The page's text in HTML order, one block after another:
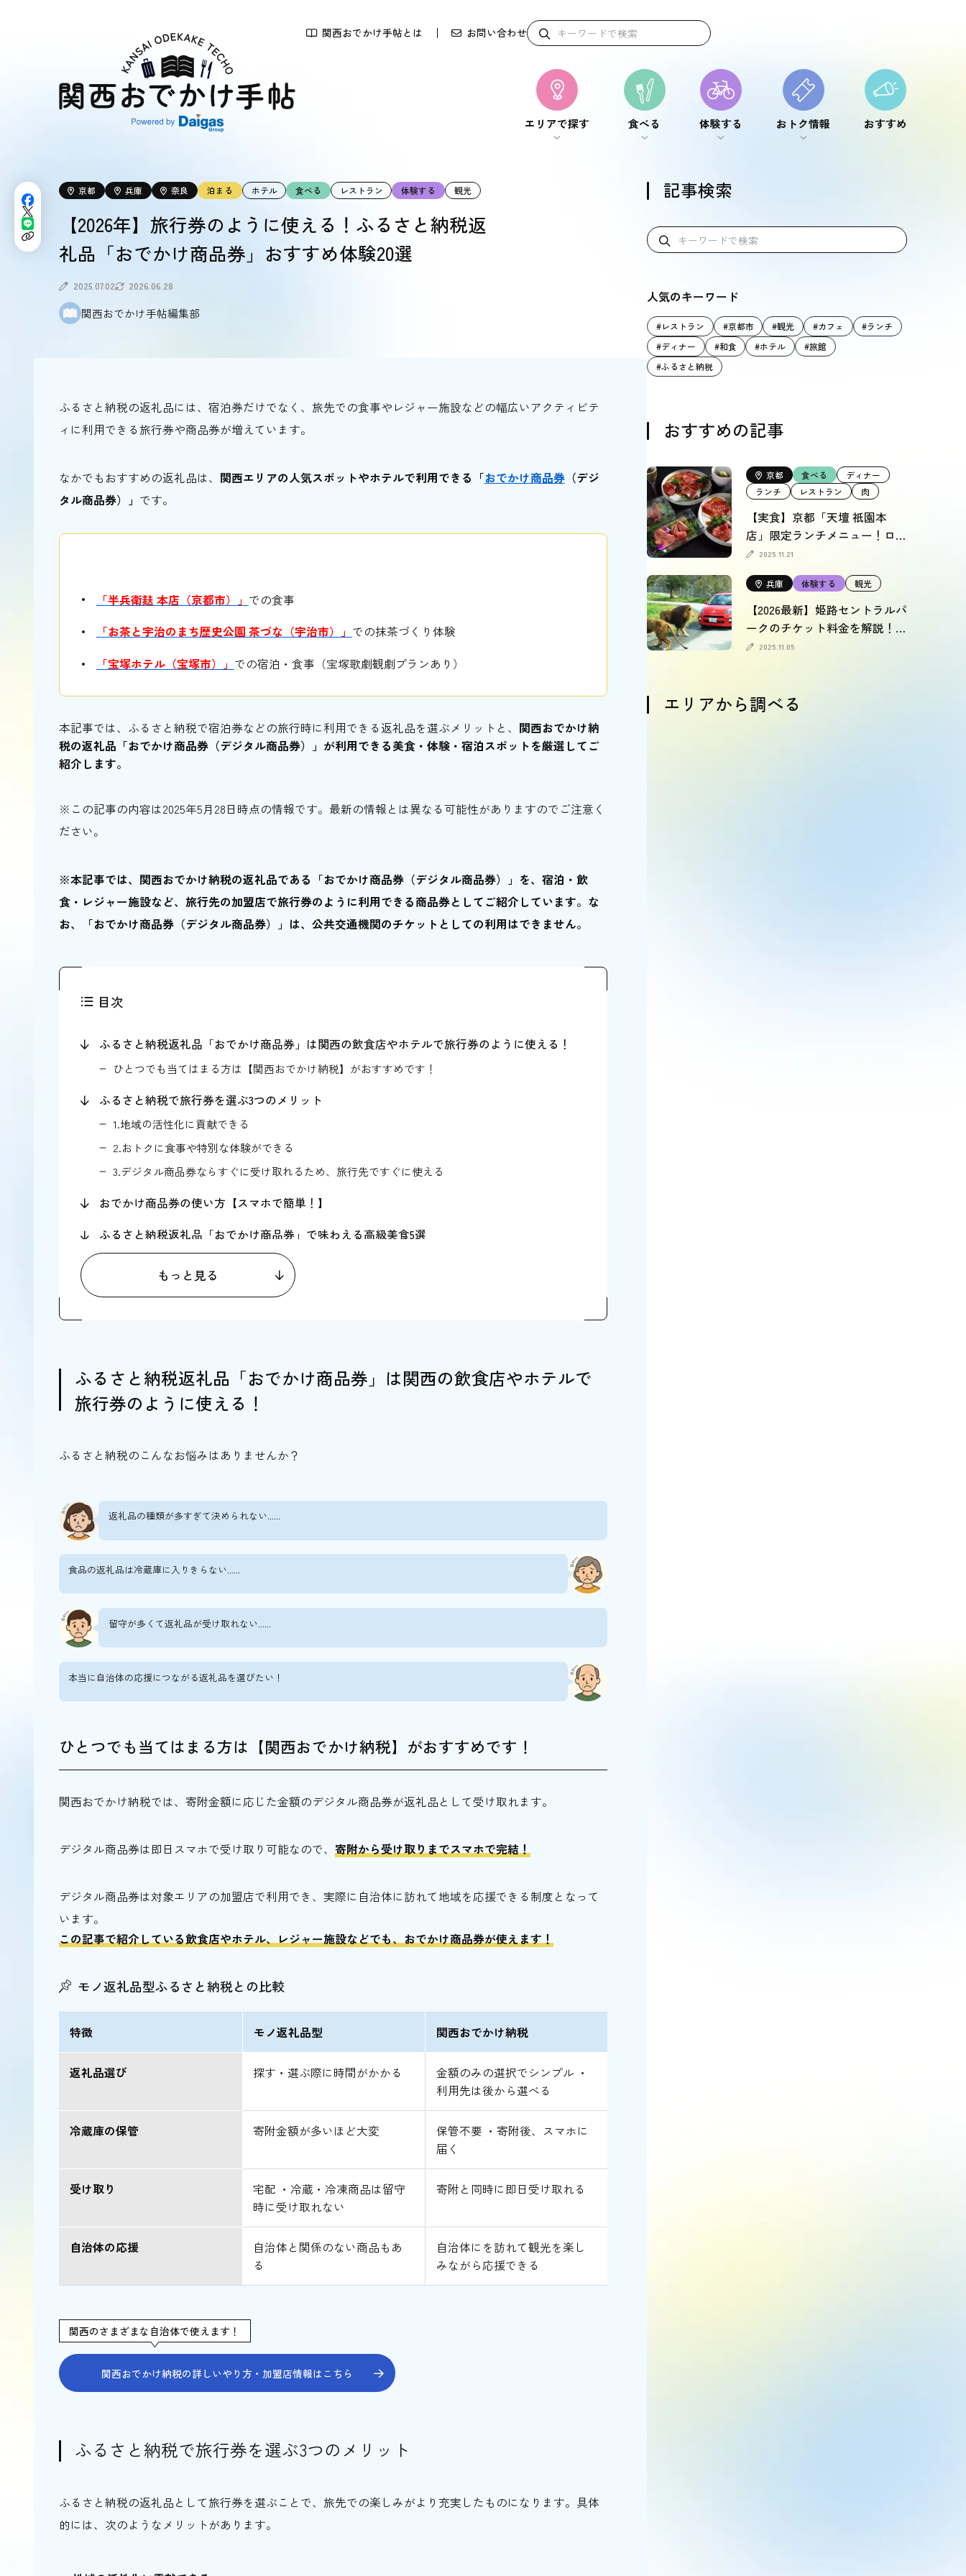
関西おでかけ手帖とは お問い合わせ
エリアで探す
エリアで探す
食べる
食べる
体験する
体験する
おトク情報
おトク情報
おすすめ
京都 兵庫 奈良 泊まる ホテル 食べる レストラン 体験する 観光
【2026年】旅行券のように使える！ふるさと納税返
礼品「おでかけ商品券」おすすめ体験20選
2025.07.02 2026.06.28
関西おでかけ手帖編集部
ふるさと納税の返礼品には、宿泊券だけでなく、旅先での食事やレジャー施設などの幅広いアクティビテ
ィに利用できる旅行券や商品券が増えています。
なかでもおすすめの返礼品は、 関西エリアの人気スポットやホテルで利用できる「おでかけ商品券（デジ
タル商品券）」 です。
「半兵衛麸 本店（京都市）」 での食事
「お茶と宇治のまち歴史公園 茶づな（宇治市）」 での抹茶づくり体験
「宝塚ホテル（宝塚市）」 での宿泊・食事（宝塚歌劇観劇プランあり）
本記事では、ふるさと納税で宿泊券などの旅行時に利用できる返礼品を選ぶメリットと、 関西おでかけ納
税の返礼品「おでかけ商品券（デジタル商品券）」が利用できる美食・体験・宿泊スポットを厳選してご
紹介します。
※この記事の内容は2025年5月28日時点の情報です。最新の情報とは異なる可能性がありますのでご注意く
ださい。
※本記事では、関西おでかけ納税の返礼品である「おでかけ商品券（デジタル商品券）」を、宿泊・飲
食・レジャー施設など、旅行先の加盟店で旅行券のように利用できる商品券としてご紹介しています。な
お、「おでかけ商品券（デジタル商品券）」は、公共交通機関のチケットとしての利用はできません。
目次
ふるさと納税返礼品「おでかけ商品券」は関西の飲食店やホテルで旅行券のように使える！
ひとつでも当てはまる方は【関西おでかけ納税】がおすすめです！
ふるさと納税で旅行券を選ぶ3つのメリット
1.地域の活性化に貢献できる
2.おトクに食事や特別な体験ができる
3.デジタル商品券ならすぐに受け取れるため、旅行先ですぐに使える
おでかけ商品券の使い方【スマホで簡単！】
ふるさと納税返礼品「おでかけ商品券」で味わえる高級美食5選
京料理 辰巳屋（宇治市）
ふるさと納税返礼品「おでかけ商品券」で楽しむ特別な体験10選
お茶と宇治のまち歴史公園 茶づな（宇治市）抹茶づくり体験
hakari contemporary（京都市）アート購入
Salon de Takarazuka ステージスタジオ（宝塚市）衣裳着用・写真撮影
おりょうりの料理教室～野菜とお出汁～aikscooking（姫路市）
姫路灘菊酒造 蔵元直売所（姫路市）酒蔵見学・日本酒購入
MIKIホーストレック（三木市）乗馬
洞川 山の家（天川村）キャンプ
ふるさと納税返礼品「おでかけ商品券」で叶える上質な宿泊施設5選
祇園新橋 梅庵（京都市）
料理旅館 白梅（京都市）
ホテル若水（宝塚市）
宿 花屋徳兵衛（吉野郡天川村）
ふるさと納税返礼品の旅行券を活用しておトクに観光を楽しもう！
ひとつでも当てはまる方は【関西おでかけ納税】がおすすめです！
もっと見る
ふるさと納税返礼品「おでかけ商品券」は関西の飲食店やホテルで
旅行券のように使える！
ふるさと納税のこんなお悩みはありませんか？
返礼品の種類が多すぎて決められない......
食品の返礼品は冷蔵庫に入りきらない......
留守が多くて返礼品が受け取れない......
本当に自治体の応援につながる返礼品を選びたい！
ひとつでも当てはまる方は【関西おでかけ納税】がおすすめです！
関西おでかけ納税では、寄附金額に応じた金額のデジタル商品券が返礼品として受け取れます。
デジタル商品券は即日スマホで受け取り可能なので、 寄附から受け取りまでスマホで完結！
デジタル商品券は対象エリアの加盟店で利用でき、実際に自治体に訪れて地域を応援できる制度となって
います。
この記事で紹介している飲食店やホテル、レジャー施設などでも、おでかけ商品券が使えます！
モノ返礼品型ふるさと納税との比較
特徴 モノ返礼品型 関西おでかけ納税
返礼品選び 探す・選ぶ際に時間がかかる
金額のみの選択でシンプル ・
利用先は後から選べる
冷蔵庫の保管 寄附金額が多いほど大変
保管不要 ・寄附後、スマホに
届く
受け取り
宅配 ・冷蔵・冷凍商品は留守
時に受け取れない
寄附と同時に即日受け取れる
自治体の応援
自治体と関係のない商品もあ
る
自治体にを訪れて観光を楽し
みながら応援できる
関西のさまざまな自治体で使えます！
関西おでかけ納税の詳しいやり方・加盟店情報はこちら
ふるさと納税で旅行券を選ぶ3つのメリット
ふるさと納税の返礼品として旅行券を選ぶことで、旅先での楽しみがより充実したものになります。具体
的には、次のようなメリットがあります。
記事検索
人気のキーワード
#レストラン #京都市 #観光 #カフェ
#ランチ
#ディナー
#和食 #ホテル
#旅館
#ふるさと納税
おすすめの記事
京都 食べる
ディナー
ランチ
レストラン 肉
【実食】京都「天壇 祇園本
店」限定ランチメニュー！ロイ
ヤルフロアも徹底レポート
2025.11.21
兵庫 体験する 観光
【2026最新】姫路セントラルパ
ークのチケット料金を解説！割
引情報も
2025.11.05
エリアから調べる